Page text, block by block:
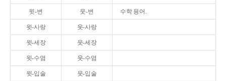
윗-변 웃-변 수학 용어.
윗-사랑 웃-사랑
윗-세장 웃-세장
윗-수염 웃-수염
윗-입술 웃-입술